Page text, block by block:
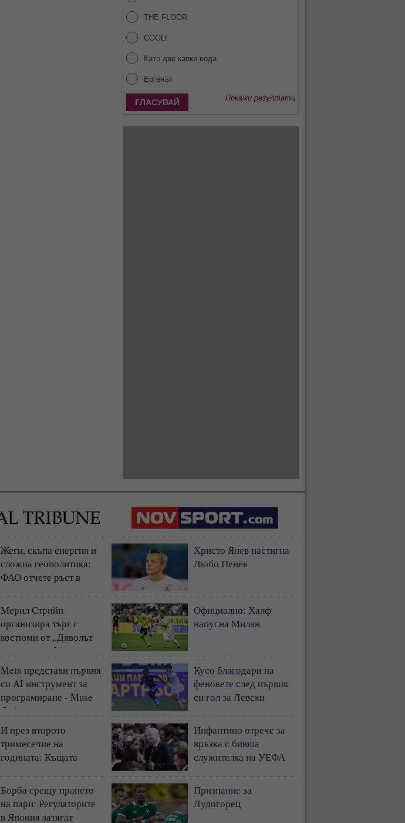
THE FLOOR
COOLt
Като две капки вода
Ергенът
Покажи резултати
Жеги, скъпа енергия и
сложна геополитика:
ФАО отчете ръст в
храните
Мерил Стрийп
организира търг с
костюми от „Дяволът
носи Прада 2“
Meta представи първия
си AI инструмент за
програмиране - Muse
Code
И през второто
тримесечие на
годината: Къщата
най-предпочитаното
жилище у нас
Борба срещу прането
на пари: Регулаторите
в Япония затягат
Христо Янев настигна
Любо Пенев
Официално: Халф
напусна Милан
Кусо благодари на
феновете след първия
си гол за Левски
Инфантино отрече за
връзка с бивша
служителка на УЕФА
Признание за
Лудогорец